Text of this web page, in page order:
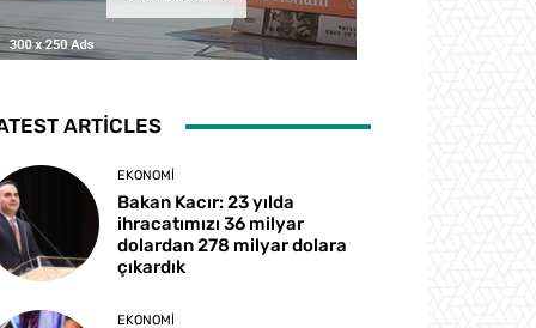
ARTICLES
EKONOMI
Bakan Kacır: 23 yılda
ihracatımızı 36 milyar
dolardan 278 milyar dolara
çıkardık
EKONOMI